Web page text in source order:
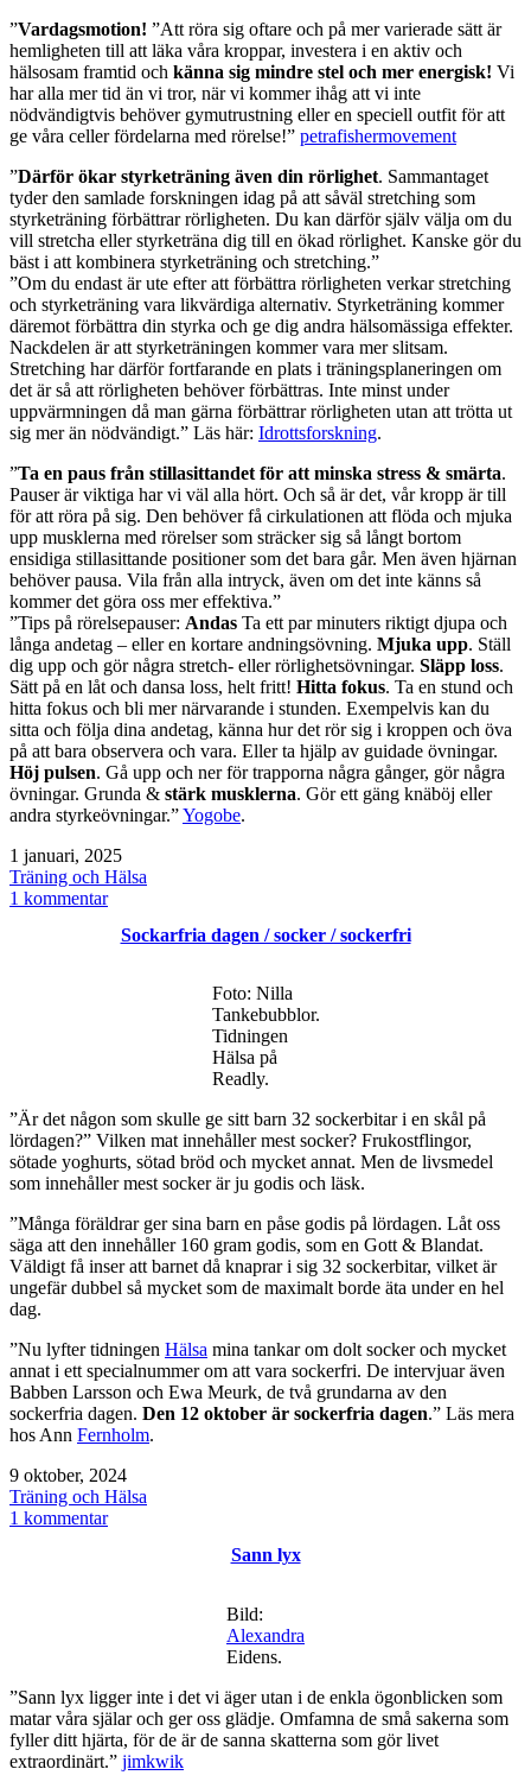
”Vardagsmotion! ”Att röra sig oftare och på mer varierade sätt är
hemligheten till att läka våra kroppar, investera i en aktiv och
hälsosam framtid och känna sig mindre stel och mer energisk! Vi
har alla mer tid än vi tror, när vi kommer ihåg att vi inte
nödvändigtvis behöver gymutrustning eller en speciell outfit för att
ge våra celler fördelarna med rörelse!” petrafishermovement
”Därför ökar styrketräning även din rörlighet. Sammantaget
tyder den samlade forskningen idag på att såväl stretching som
styrketräning förbättrar rörligheten. Du kan därför själv välja om du
vill stretcha eller styrketräna dig till en ökad rörlighet. Kanske gör du
bäst i att kombinera styrketräning och stretching.”
”Om du endast är ute efter att förbättra rörligheten verkar stretching
och styrketräning vara likvärdiga alternativ. Styrketräning kommer
däremot förbättra din styrka och ge dig andra hälsomässiga effekter.
Nackdelen är att styrketräningen kommer vara mer slitsam.
Stretching har därför fortfarande en plats i träningsplaneringen om
det är så att rörligheten behöver förbättras. Inte minst under
uppvärmningen då man gärna förbättrar rörligheten utan att trötta ut
sig mer än nödvändigt.” Läs här: Idrottsforskning.
”Ta en paus från stillasittandet för att minska stress & smärta.
Pauser är viktiga har vi väl alla hört. Och så är det, vår kropp är till
för att röra på sig. Den behöver få cirkulationen att flöda och mjuka
upp musklerna med rörelser som sträcker sig så långt bortom
ensidiga stillasittande positioner som det bara går. Men även hjärnan
behöver pausa. Vila från alla intryck, även om det inte känns så
kommer det göra oss mer effektiva.”
”Tips på rörelsepauser: Andas Ta ett par minuters riktigt djupa och
långa andetag – eller en kortare andningsövning. Mjuka upp. Ställ
dig upp och gör några stretch- eller rörlighetsövningar. Släpp loss.
Sätt på en låt och dansa loss, helt fritt! Hitta fokus. Ta en stund och
hitta fokus och bli mer närvarande i stunden. Exempelvis kan du
sitta och följa dina andetag, känna hur det rör sig i kroppen och öva
på att bara observera och vara. Eller ta hjälp av guidade övningar.
Höj pulsen. Gå upp och ner för trapporna några gånger, gör några
övningar. Grunda & stärk musklerna. Gör ett gäng knäböj eller
andra styrkeövningar.”Yogobe.
Publicerat
den
1 januari, 2025
Kategoriserat
som
Träning och Hälsa
1 kommentartill
och
Sockarfria dagen / socker / sockerfri
Foto: Nilla
Tankebubblor.
Tidningen
Hälsa på
Readly.
”Är det någon som skulle ge sitt barn 32 sockerbitar i en skål på
lördagen?” Vilken mat innehåller mest socker? Frukostflingor,
sötade yoghurts, sötad bröd och mycket annat. Men de livsmedel
som innehåller mest socker är ju godis och läsk.
”Många föräldrar ger sina barn en påse godis på lördagen. Låt oss
säga att den innehåller 160 gram godis, som en Gott & Blandat.
Väldigt få inser att barnet då knaprar i sig 32 sockerbitar, vilket är
ungefär dubbel så mycket som de maximalt borde äta under en hel
dag.
”Nu lyfter tidningen Hälsa mina tankar om dolt socker och mycket
annat i ett specialnummer om att vara sockerfri. De intervjuar även
Babben Larsson och Ewa Meurk, de två grundarna av den
sockerfria dagen. Den 12 oktober är sockerfria dagen.” Läs mera
hos Ann Fernholm.
Publicerat
den
9 oktober, 2024
Kategoriserat
som
Träning och Hälsa
1 kommentartill
Sann lyx
Bild:
Alexandra
Eidens.
”Sann lyx ligger inte i det vi äger utan i de enkla ögonblicken som
matar våra själar och ger oss glädje. Omfamna de små sakerna som
fyller ditt hjärta, för de är de sanna skatterna som gör livet
extraordinärt.” jimkwik